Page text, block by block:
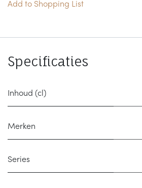
Add to Shopping List
Specificaties
Inhoud (cl)
Merken
Series